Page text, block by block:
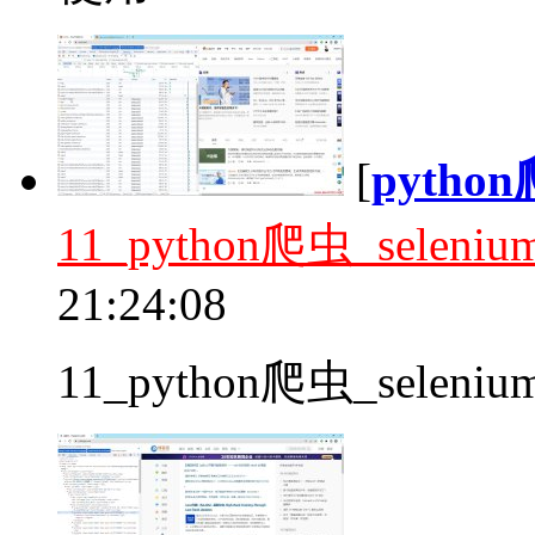
[python
11_python爬虫
21:24:08
11_python爬虫